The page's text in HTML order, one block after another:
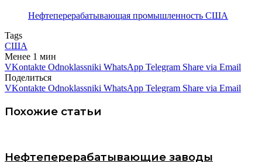
Нефтеперерабатывающая промышленность США
Tags
США
Менее 1 мин
VKontakte Odnoklassniki WhatsApp Telegram Share via Email
Поделиться
VKontakte Odnoklassniki WhatsApp Telegram Share via Email
Похожие статьи
Нефтеперерабатывающие заводы